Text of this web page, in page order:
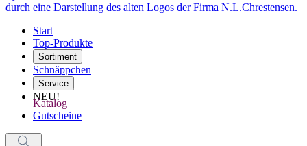
Start
Top-Produkte
Sortiment
Schnäppchen
Service
NEU!
Katalog
Gutscheine